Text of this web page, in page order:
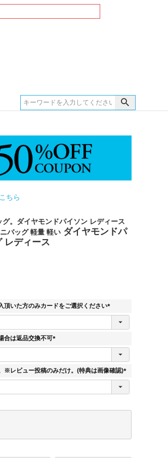
ちら
。ダイヤモンドパイソン レディース
バッグ 軽量 軽い ダイヤモンドパ
レディース
頂いた方のみカードをご選択ください
(
合は返品交換不可
(
須
※レビュー投稿のみだけ。(特典は画像確認)
(
)